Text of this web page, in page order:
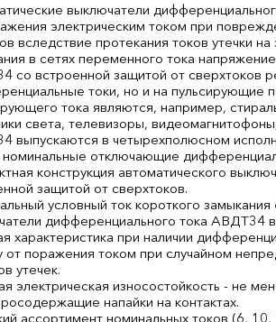
выключатели
электрическим током при
вследствие протекания токов утечки
в сетях переменного тока
со встроенной защитой от сверхтоков
токи, но и на пульсирующие
тока являются, например,
света, телевизоры,
выпускаются в четырехполюсном
отключающие
конструкция автоматического
защитой от сверхтоков.
условный ток короткого
дифференциального тока АВДТ34
характеристика при наличии
от поражения током при случайном
утечек.
электрическая износостойкость - не
напайки на контактах.
ассортимент номинальных токов (6,